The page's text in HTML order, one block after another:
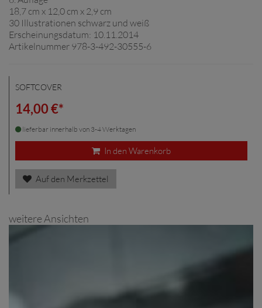
18,7 cm x 12,0 cm x 2,9 cm
30 Illustrationen schwarz und weiß
Erscheinungsdatum: 10.11.2014
Artikelnummer 978-3-492-30555-6
SOFTCOVER
14,00 €*
lieferbar innerhalb von 3-4 Werktagen
In den Warenkorb
Auf den Merkzettel
weitere Ansichten